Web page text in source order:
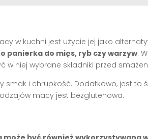
w kuchni jest użycie jej jako
panierka do mięs, ryb czy warzyw.
niej wybrane składniki przed
smak i chrupkość. Dodatkowo, jest to
macy jest bezglutenowa.